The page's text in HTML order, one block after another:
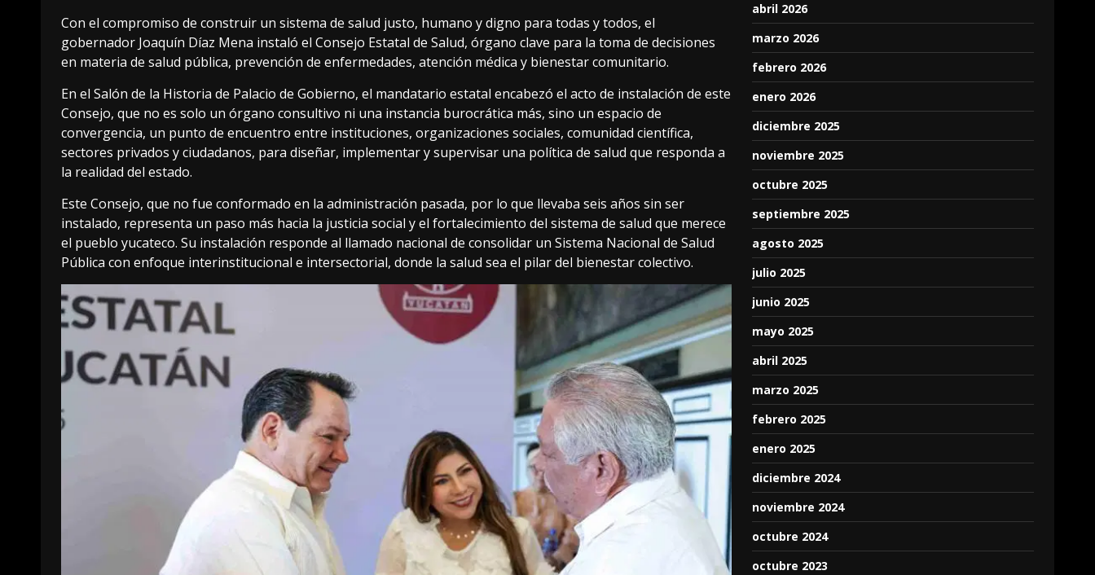
Con el compromiso de construir un sistema de salud justo, humano y digno para todas y todos, el
gobernador Joaquín Díaz Mena instaló el Consejo Estatal de Salud, órgano clave para la toma de decisiones
en materia de salud pública, prevención de enfermedades, atención médica y bienestar comunitario.
En el Salón de la Historia de Palacio de Gobierno, el mandatario estatal encabezó el acto de instalación de este
Consejo, que no es solo un órgano consultivo ni una instancia burocrática más, sino un espacio de
convergencia, un punto de encuentro entre instituciones, organizaciones sociales, comunidad científica,
sectores privados y ciudadanos, para diseñar, implementar y supervisar una política de salud que responda a
la realidad del estado.
Este Consejo, que no fue conformado en la administración pasada, por lo que llevaba seis años sin ser
instalado, representa un paso más hacia la justicia social y el fortalecimiento del sistema de salud que merece
el pueblo yucateco. Su instalación responde al llamado nacional de consolidar un Sistema Nacional de Salud
Pública con enfoque interinstitucional e intersectorial, donde la salud sea el pilar del bienestar colectivo.
abril 2026
marzo 2026
febrero 2026
enero 2026
diciembre 2025
noviembre 2025
octubre 2025
septiembre 2025
agosto 2025
julio 2025
junio 2025
mayo 2025
abril 2025
marzo 2025
febrero 2025
enero 2025
diciembre 2024
noviembre 2024
octubre 2024
octubre 2023